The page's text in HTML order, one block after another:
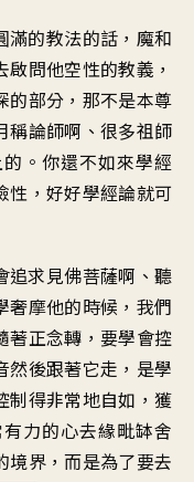
滿的教法的話 ， 魔和
啟問他空性的教義 ，
的部分 ， 那不是本尊
稱論師啊 、 很多祖師
。 你還不如來學經
性 ，好好學經論就可
追求見佛菩薩啊 、聽
奢摩他的時候 ， 我們
著正念轉 ，要學會控
然後跟著它走 ， 是學
制得非常地自如 ，獲
力的心去緣毗缽舍
境界 ，而是為了要去